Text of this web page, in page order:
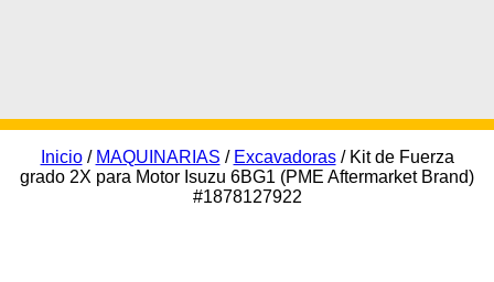
Inicio/ MAQUINARIAS / Excavadoras/ Kit de Fuerza
grado 2X para Motor Isuzu 6BG1 (PME Aftermarket Brand)
#1878127922